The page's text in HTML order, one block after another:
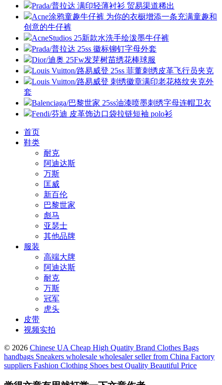
Prada/普拉达 满印轻薄衬衫 贸易渠道稀出
Acne涂鸦童趣牛仔裤 为你的衣橱增添一条充满童趣和
创意的牛仔裤
AcneStudios 25新款水洗手绘泼墨牛仔裤
Prada/普拉达 25ss 徽标铆钉字母外套
Dior/迪奥 25Fw发芽树苗绣花棒球服
Louis Vuitton/路易威登 25ss 菲董刺绣皮革飞行员夹克
Louis Vuitton/路易威登 刺绣徽章满印老花格纹夹克外
套
Balenciaga/巴黎世家 25ss油漆喷墨刺绣字母连帽卫衣
Fendi/芬迪 皮革饰边口袋拉链短袖 polo衫
首页
鞋类
耐克
阿迪达斯
万斯
匡威
新百伦
巴黎世家
彪马
亚瑟士
其他品牌
服装
高端大牌
阿迪达斯
耐克
万斯
冠军
虎头
皮带
视频实拍
© 2026 Chinese UA Cheap High Quatity Brand Clothes Bags
handbags Sneakers wholesale wholesaler seller from China Factory
suppliers Fashion Clothing Shoes best Quality Beautiful Price